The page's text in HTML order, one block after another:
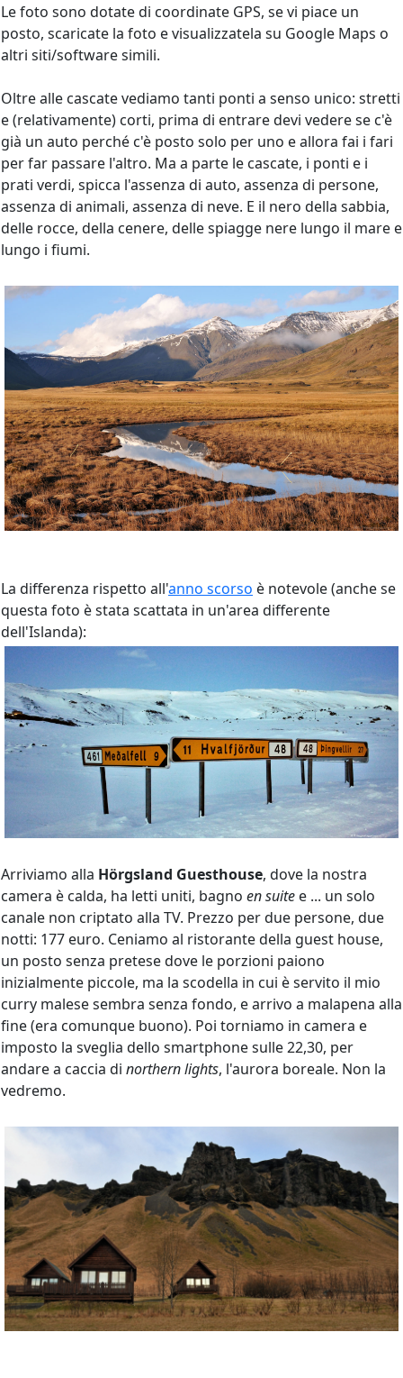
Le foto sono dotate di coordinate GPS, se vi piace un
posto, scaricate la foto e visualizzatela su Google Maps o
altri siti/software simili.
Oltre alle cascate vediamo tanti ponti a senso unico: stretti
e (relativamente) corti, prima di entrare devi vedere se c'è
già un auto perché c'è posto solo per uno e allora fai i fari
per far passare l'altro. Ma a parte le cascate, i ponti e i
prati verdi, spicca l'assenza di auto, assenza di persone,
assenza di animali, assenza di neve. E il nero della sabbia,
delle rocce, della cenere, delle spiagge nere lungo il mare e
lungo i fiumi.
La differenza rispetto all'anno scorso è notevole (anche se
questa foto è stata scattata in un'area differente
dell'Islanda):
Arriviamo alla Hörgsland Guesthouse, dove la nostra
camera è calda, ha letti uniti, bagno en suite e ... un solo
canale non criptato alla TV. Prezzo per due persone, due
notti: 177 euro. Ceniamo al ristorante della guest house,
un posto senza pretese dove le porzioni paiono
inizialmente piccole, ma la scodella in cui è servito il mio
curry malese sembra senza fondo, e arrivo a malapena alla
fine (era comunque buono). Poi torniamo in camera e
imposto la sveglia dello smartphone sulle 22,30, per
andare a caccia di northern lights, l'aurora boreale. Non la
vedremo.